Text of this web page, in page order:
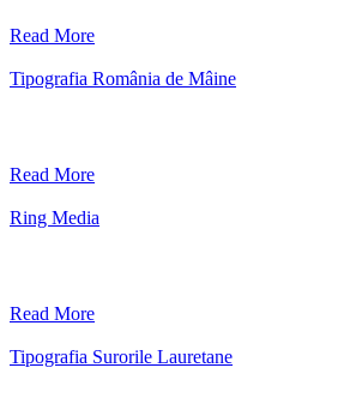
Read More
Tipografia România de Mâine
Read More
Ring Media
Read More
Tipografia Surorile Lauretane